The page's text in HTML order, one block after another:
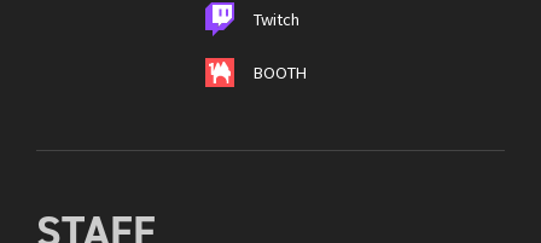
Twitch
BOOTH